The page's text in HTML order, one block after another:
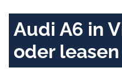
Audi A6 in
oder leasen